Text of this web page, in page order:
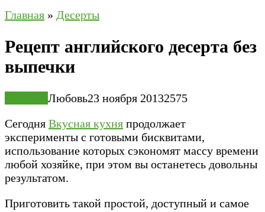
Главная » Десерты
Рецепт английского десерта без
выпечки
Любовь23 ноября 20132575
Сегодня Вкусная кухня продолжает
эксперименты с готовыми бисквитами,
использование которых сэкономят массу времени
любой хозяйке, при этом вы останетесь довольны
результатом.
Приготовить такой простой, доступный и самое